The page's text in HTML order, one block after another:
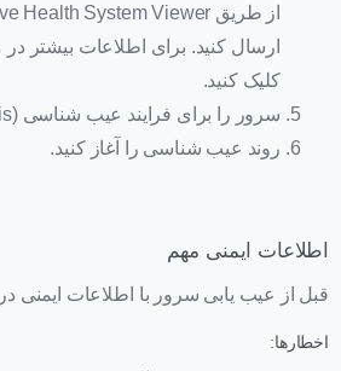
کلیک کنید.
سرور را برای فرایند عیب شناسی (diagnosis) آماده کنید.
روند عیب شناسی را آغاز کنید.
اطلاعات ایمنی مهم
قبل از عیب یابی سرور با اطلاعات ایمنی
اخطارها: